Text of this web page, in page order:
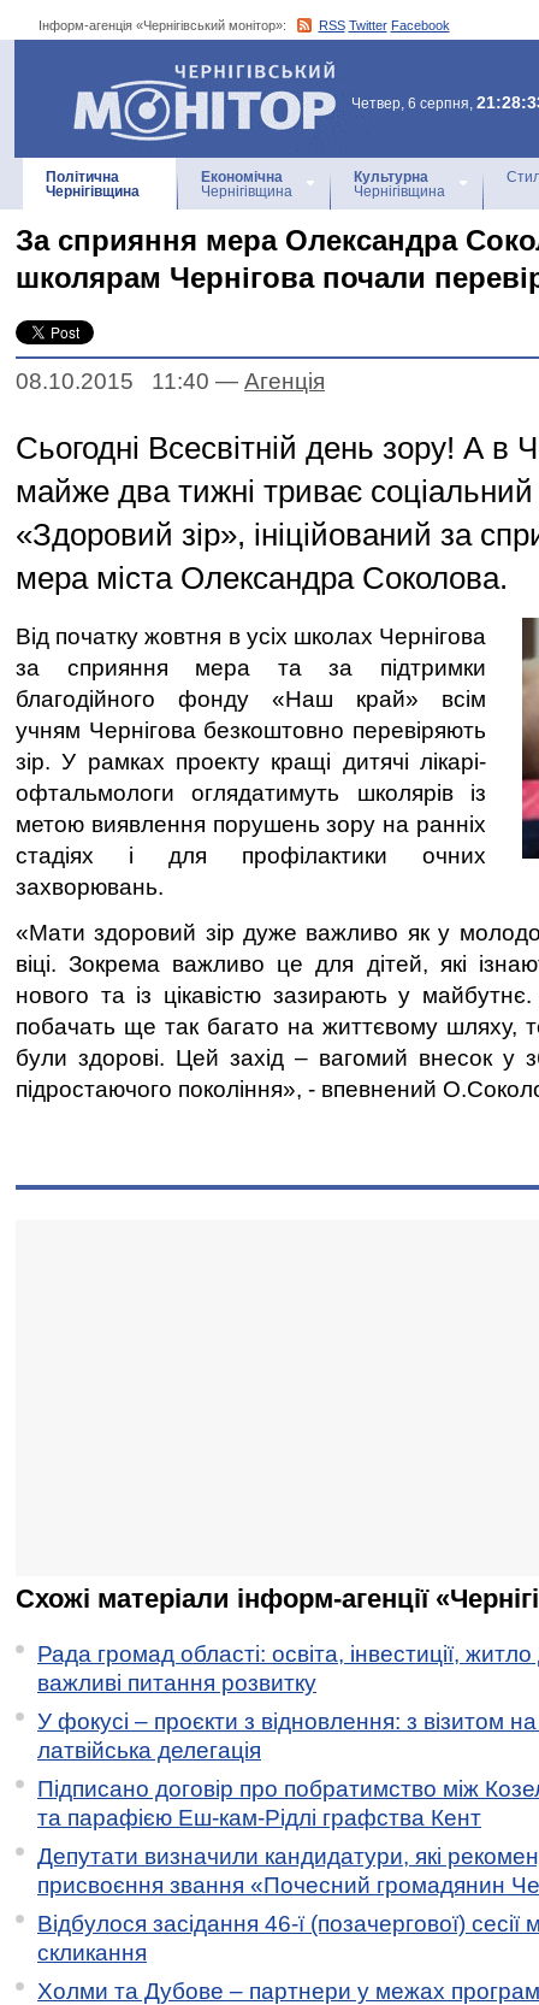
Інформ-агенція «Чернігівський монітор»: RSS Twitter Facebook
Інформ-агенція
«Чернігівський монітор»
Четвер, 6 серпня,
Політична
Чернігівщина
Економічна
Чернігівщина
Культурна
Чернігівщина
За сприяння мера Олександра
школярам Чернігова почали
08.10.2015 11:40 — Агенцiя
Сьогодні Всесвітній день зору! А в
майже два тижні триває соціальний
«Здоровий зір», ініційований за
мера міста Олександра Соколова.
Від початку жовтня в усіх школах Чернігова
за сприяння мера та за підтримки
благодійного фонду «Наш край» всім
учням Чернігова безкоштовно перевіряють
зір. У рамках проекту кращі дитячі лікарі-
офтальмологи оглядатимуть школярів із
метою виявлення порушень зору на ранніх
стадіях і для профілактики очних
захворювань.
«Мати здоровий зір дуже важливо як у
віці. Зокрема важливо це для дітей, які
нового та із цікавістю зазирають у
побачать ще так багато на життєвому шляху,
були здорові. Цей захід – вагомий внесок у
підростаючого покоління», - впевнений
Схожі матеріали інформ-агенції
Рада громад області: освіта, інвестиції,
важливі питання розвитку
У фокусі – проєкти з відновлення: з візитом
латвійська делегація
Підписано договір про побратимство між
та парафією Еш-кам-Рідлі графства Кент
Депутати визначили кандидатури, які
присвоєння звання «Почесний громадянин
Відбулося засідання 46-ї (позачергової) сесії
скликання
Холми та Дубове – партнери у межах